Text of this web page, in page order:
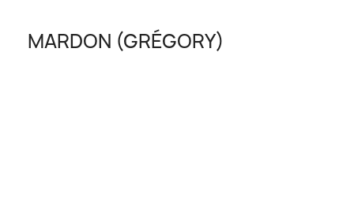
MARDON (GRÉGORY)